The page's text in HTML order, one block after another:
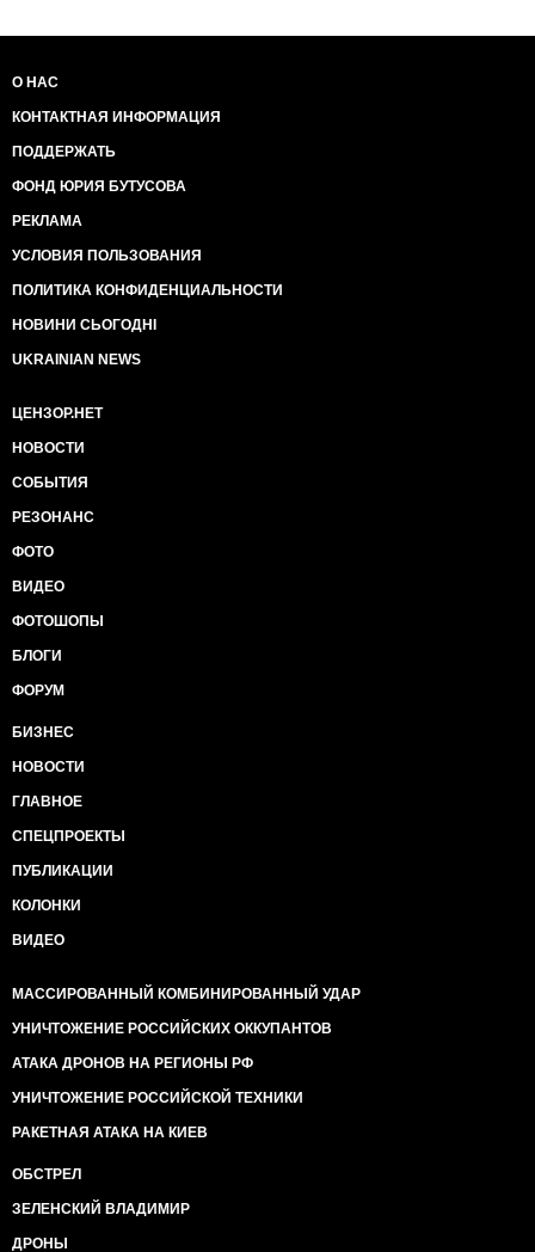
О НАС
КОНТАКТНАЯ ИНФОРМАЦИЯ
ПОДДЕРЖАТЬ
ФОНД ЮРИЯ БУТУСОВА
РЕКЛАМА
УСЛОВИЯ ПОЛЬЗОВАНИЯ
ПОЛИТИКА КОНФИДЕНЦИАЛЬНОСТИ
НОВИНИ СЬОГОДНІ
UKRAINIAN NEWS
ЦЕНЗОР.НЕТ
НОВОСТИ
СОБЫТИЯ
РЕЗОНАНС
ФОТО
ВИДЕО
ФОТОШОПЫ
БЛОГИ
ФОРУМ
БИЗНЕС
НОВОСТИ
ГЛАВНОЕ
СПЕЦПРОЕКТЫ
ПУБЛИКАЦИИ
КОЛОНКИ
ВИДЕО
МАССИРОВАННЫЙ КОМБИНИРОВАННЫЙ УДАР
УНИЧТОЖЕНИЕ РОССИЙСКИХ ОККУПАНТОВ
АТАКА ДРОНОВ НА РЕГИОНЫ РФ
УНИЧТОЖЕНИЕ РОССИЙСКОЙ ТЕХНИКИ
РАКЕТНАЯ АТАКА НА КИЕВ
ОБСТРЕЛ
ЗЕЛЕНСКИЙ ВЛАДИМИР
ДРОНЫ